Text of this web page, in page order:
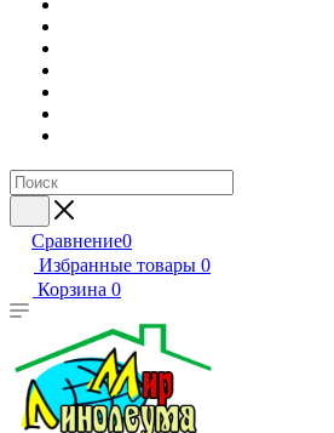
Сравнение0
Избранные товары 0
Корзина 0